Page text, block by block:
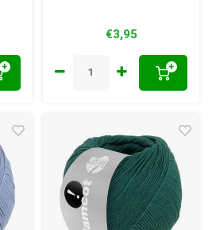
+
€3,95
+